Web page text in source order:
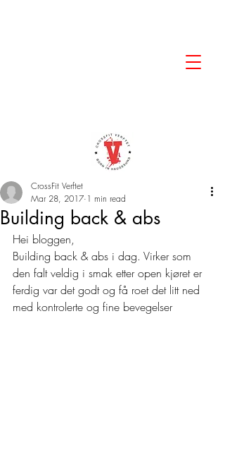
Building back & abs
CrossFit Verftet
Mar 28, 2017 1 min read
Hei bloggen,
Building back & abs i dag. Virker som
den falt veldig i smak etter open kjøret er
ferdig var det godt og få roet det litt ned
med kontrolerte og fine bevegelser